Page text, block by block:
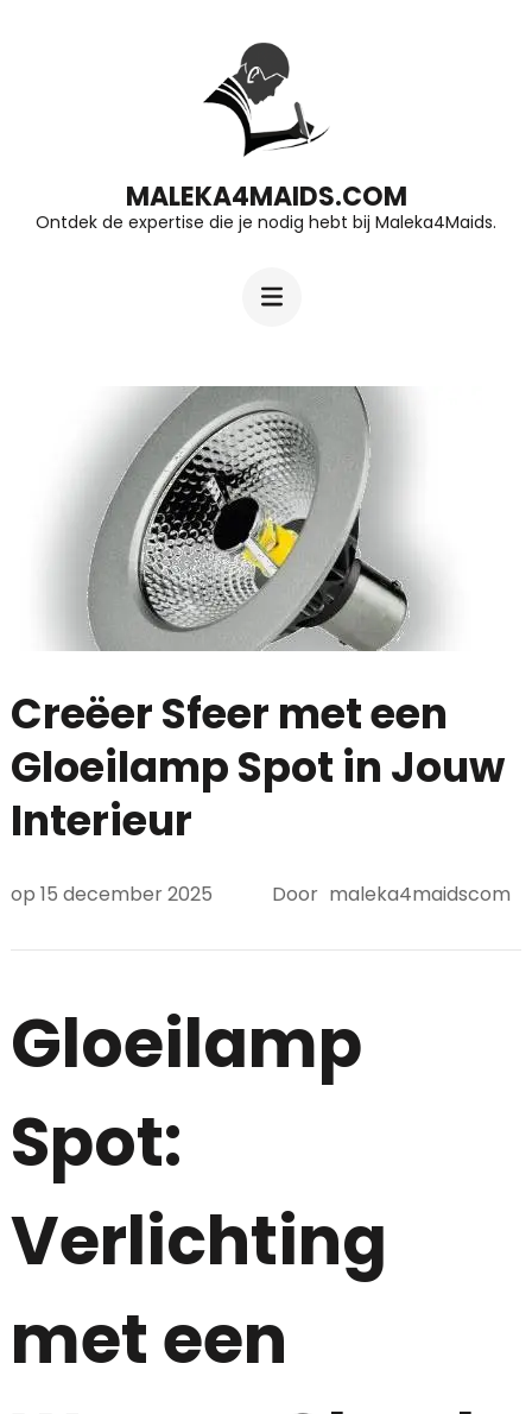
Enter)
MALEKA4MAIDS.COM
Ontdek de expertise die je nodig hebt bij Maleka4Maids.
Creëer Sfeer met een
Gloeilamp Spot in Jouw
Interieur
op 15 december 2025 Door maleka4maidscom
Gloeilamp
Spot:
Verlichting
met een